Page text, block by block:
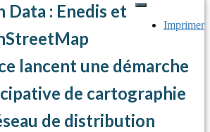
Imprimer
Data : Enedis et
lancent une démarche
de cartographie
de distribution